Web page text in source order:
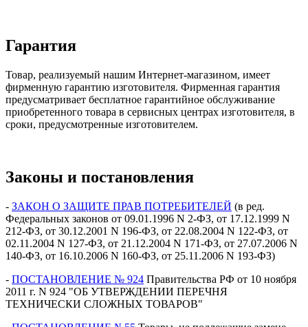
Гарантия
Товар, реализуемый нашим Интернет-магазином, имеет
фирменную гарантию изготовителя. Фирменная гарантия
предусматривает бесплатное гарантийное обслуживание
приобретенного товара в сервисных центрах изготовителя, в
сроки, предусмотренные изготовителем.
Законы и постановления
- ЗАКОН О ЗАЩИТЕ ПРАВ ПОТРЕБИТЕЛЕЙ (в ред.
Федеральных законов от 09.01.1996 N 2-ФЗ, от 17.12.1999 N
212-ФЗ, от 30.12.2001 N 196-ФЗ, от 22.08.2004 N 122-ФЗ, от
02.11.2004 N 127-ФЗ, от 21.12.2004 N 171-ФЗ, от 27.07.2006 N
140-ФЗ, от 16.10.2006 N 160-ФЗ, от 25.11.2006 N 193-ФЗ)
- ПОСТАНОВЛЕНИЕ № 924 Правительства РФ от 10 ноября
2011 г. N 924 "ОБ УТВЕРЖДЕНИИ ПЕРЕЧНЯ
ТЕХНИЧЕСКИ СЛОЖНЫХ ТОВАРОВ"